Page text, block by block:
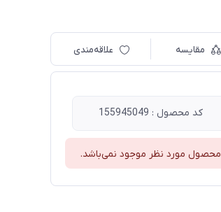
مقایسه علاقه‌مندی
کد محصول : 155945049
محصول مورد نظر موجود نمی‌باشد.